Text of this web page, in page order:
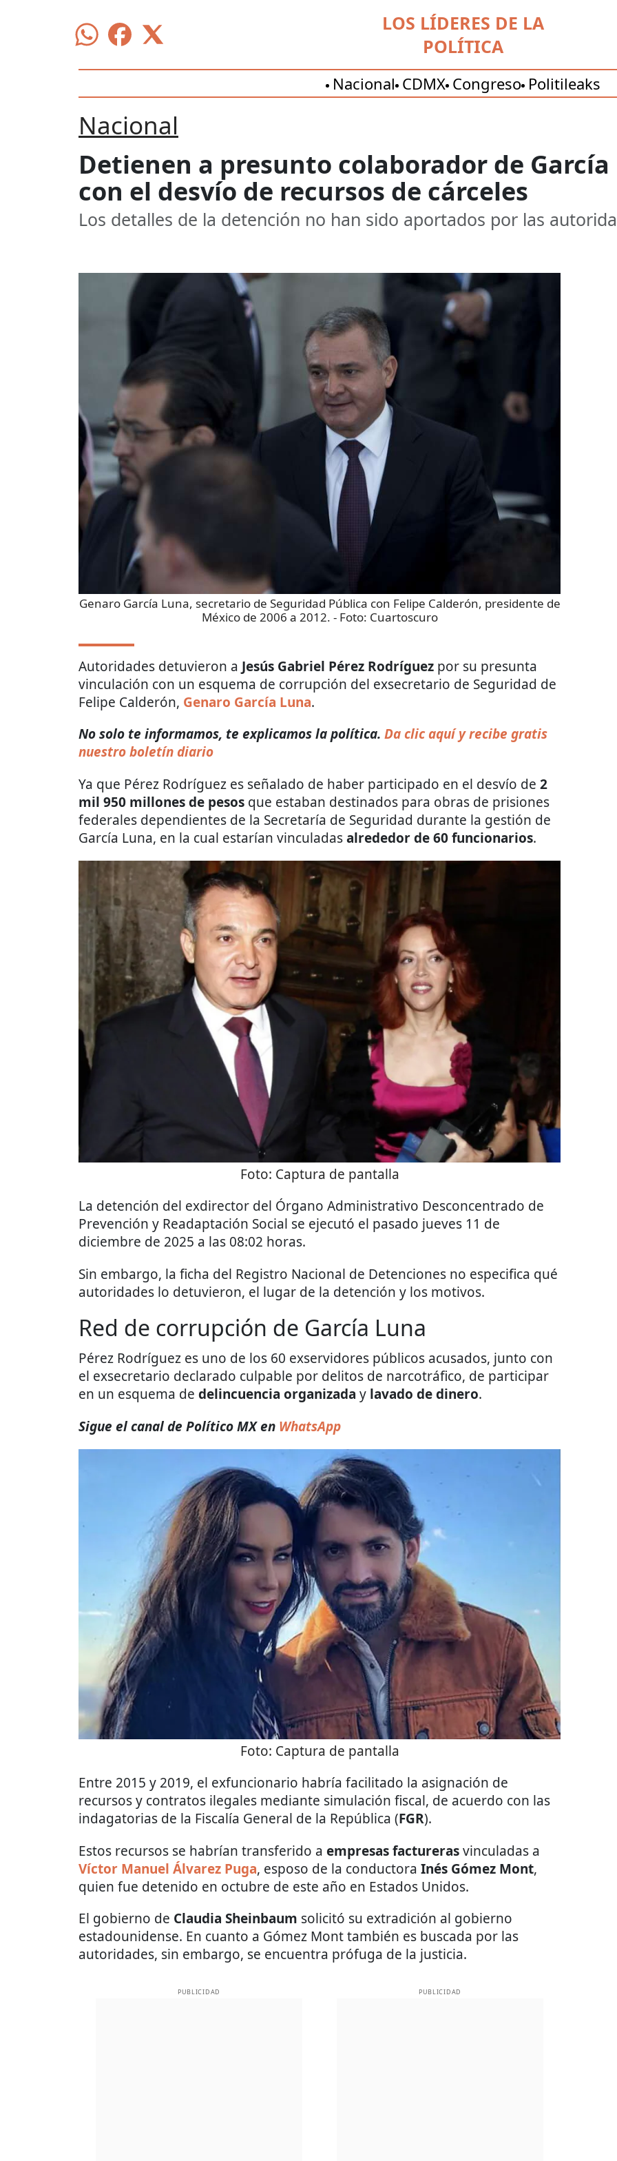
LOS LÍDERES DE LA
POLÍTICA
Nacional CDMX Congreso Politileaks
Nacional
Detienen a presunto colaborador de
con el desvío de recursos de cárceles
Los detalles de la detención no han sido aportados por las
Genaro García Luna, secretario de Seguridad Pública con Felipe Calderón, presidente de
México de 2006 a 2012. - Foto: Cuartoscuro
Autoridades detuvieron a Jesús Gabriel Pérez Rodríguez por su presunta
vinculación con un esquema de corrupción del exsecretario de Seguridad de
Felipe Calderón, Genaro García Luna.
No solo te informamos, te explicamos la política. Da clic aquí y recibe gratis
nuestro boletín diario
Ya que Pérez Rodríguez es señalado de haber participado en el desvío de 2
mil 950 millones de pesos que estaban destinados para obras de prisiones
federales dependientes de la Secretaría de Seguridad durante la gestión de
García Luna, en la cual estarían vinculadasalrededor de 60 funcionarios.
Foto: Captura de pantalla
La detención del exdirector del Órgano Administrativo Desconcentrado de
Prevención y Readaptación Social se ejecutó el pasado jueves 11 de
diciembre de 2025 a las 08:02 horas.
Sin embargo, la ficha del Registro Nacional de Detenciones no especifica qué
autoridades lo detuvieron, el lugar de la detención y los motivos.
Red de corrupción de García Luna
Pérez Rodríguez es uno de los 60 exservidores públicos acusados, junto con
el exsecretario declarado culpable por delitos de narcotráfico, de participar
en un esquema de delincuencia organizada y lavado de dinero.
Sigue el canal de Político MX en WhatsApp
Foto: Captura de pantalla
Entre 2015 y 2019, el exfuncionario habría facilitado la asignación de
recursos y contratos ilegales mediante simulación fiscal, de acuerdo con las
indagatorias de la Fiscalía General de la República (FGR).
Estos recursos se habrían transferido a empresas facturerasvinculadas a
Víctor Manuel Álvarez Puga, esposo de la conductora Inés Gómez Mont,
quien fue detenido en octubre de este año en Estados Unidos.
El gobierno de Claudia Sheinbaum solicitó su extradición al gobierno
estadounidense. En cuanto a Gómez Mont también es buscada por las
autoridades, sin embargo, se encuentra prófuga de la justicia.
PUBLICIDAD PUBLICIDAD